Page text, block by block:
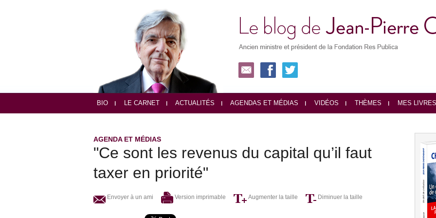
BIO LE CARNET ACTUALITÉS AGENDAS ET MÉDIAS VIDÉOS THÈMES MES LIVRES
AGENDA ET MÉDIAS
"Ce sont les revenus du capital qu’il faut
taxer en priorité"
Envoyer à un ami Version imprimable Augmenter la taille Diminuer la taille